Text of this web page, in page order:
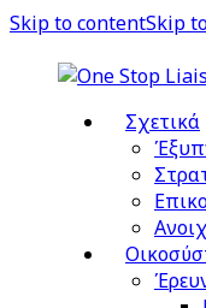
Skip to contentSkip
Σχετικά